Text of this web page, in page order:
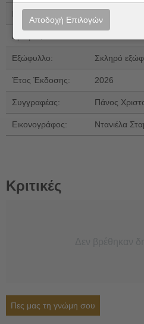
ISBN 13:
Αριθμός Σελίδων:
Εξώφυλλο: Σκληρό
Έτος Έκδοσης: 2026
Συγγραφέας: Πάνος
Εικονογράφος: Ντανιέλα
Κριτικές
Πες μας τη γνώμη σου
Αποδοχή Επιλογών